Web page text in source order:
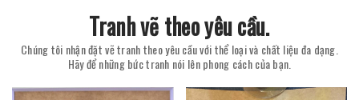
Tranh vẽ theo yêu cầu.
Chúng tôi nhận đặt vẽ tranh theo yêu cầu với thể loại và chất liệu đa dạng.
Hãy để những bức tranh nói lên phong cách của bạn.